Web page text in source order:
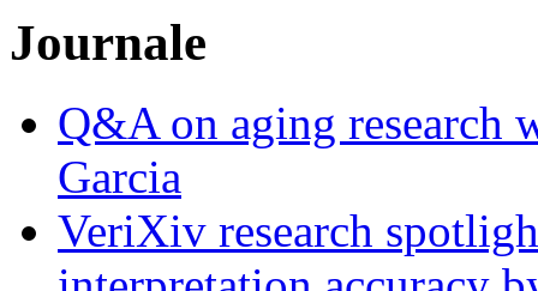
Journale
Q&A on aging research
Garcia
VeriXiv research